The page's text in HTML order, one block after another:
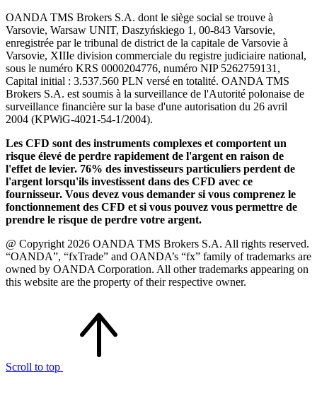
OANDA TMS Brokers S.A. dont le siège social se trouve à
Varsovie, Warsaw UNIT, Daszyńskiego 1, 00-843 Varsovie,
enregistrée par le tribunal de district de la capitale de Varsovie à
Varsovie, XIIIe division commerciale du registre judiciaire national,
sous le numéro KRS 0000204776, numéro NIP 5262759131,
Capital initial : 3.537.560 PLN versé en totalité. OANDA TMS
Brokers S.A. est soumis à la surveillance de l'Autorité polonaise de
surveillance financière sur la base d'une autorisation du 26 avril
2004 (KPWiG-4021-54-1/2004).
Les CFD sont des instruments complexes et comportent un
risque élevé de perdre rapidement de l'argent en raison de
l'effet de levier. 76% des investisseurs particuliers perdent de
l'argent lorsqu'ils investissent dans des CFD avec ce
fournisseur. Vous devez vous demander si vous comprenez le
fonctionnement des CFD et si vous pouvez vous permettre de
prendre le risque de perdre votre argent.
@ Copyright 2026 OANDA TMS Brokers S.A. All rights reserved.
“OANDA”, “fxTrade” and OANDA’s “fx” family of trademarks are
owned by OANDA Corporation. All other trademarks appearing on
this website are the property of their respective owner.
Scroll to top